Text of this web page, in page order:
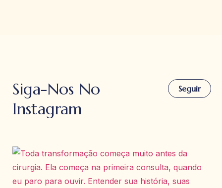
Siga-Nos No
Instagram
Seguir